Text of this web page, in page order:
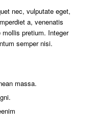
nec, vulputate eget,
a, venenatis
pretium. Integer
semper nisi.
massa.